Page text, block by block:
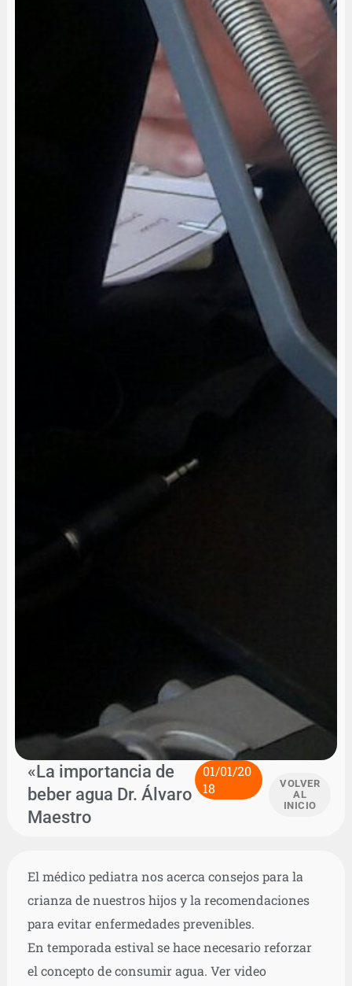
«La importancia de
beber agua Dr. Álvaro
Maestro
01/01/20
18
VOLVER
AL
INICIO
El médico pediatra nos acerca consejos para la
crianza de nuestros hijos y la recomendaciones
para evitar enfermedades prevenibles.
En temporada estival se hace necesario reforzar
el concepto de consumir agua. Ver video